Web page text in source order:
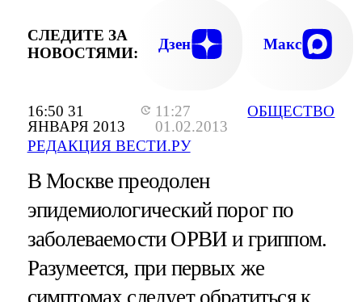
16:50 31
ЯНВАРЯ 2013
11:27
01.02.2013
РЕДАКЦИЯ ВЕСТИ.РУ
ОБЩЕСТВО
СЛЕДИТЕ ЗА
НОВОСТЯМИ:
Дзен Макс
В Москве преодолен
эпидемиологический порог по
заболеваемости ОРВИ и гриппом.
Разумеется, при первых же